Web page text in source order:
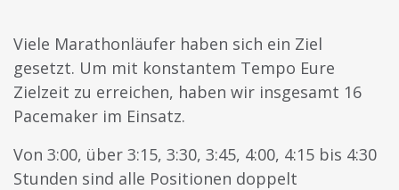
Viele Marathonläufer haben sich ein Ziel
gesetzt. Um mit konstantem Tempo Eure
Zielzeit zu erreichen, haben wir insgesamt 16
Pacemaker im Einsatz.
Von 3:00, über 3:15, 3:30, 3:45, 4:00, 4:15 bis 4:30
Stunden sind alle Positionen doppelt